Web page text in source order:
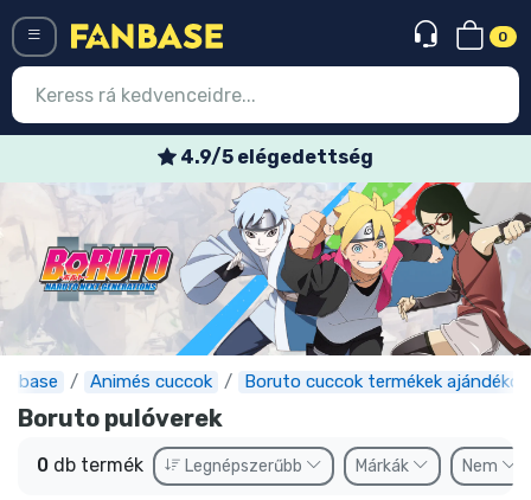
0
4.9/5 elégedettség
Animés cuccok Boruto cuccok termékek ajándékok
Boruto pulóverek
0 db termék Legnépszerűbb Márkák Nem
Regisztráció
Legújabb cuccok
Akciós ajánlatok
Express szállítás
Előrendelhető cuccok
Outlet cuccok